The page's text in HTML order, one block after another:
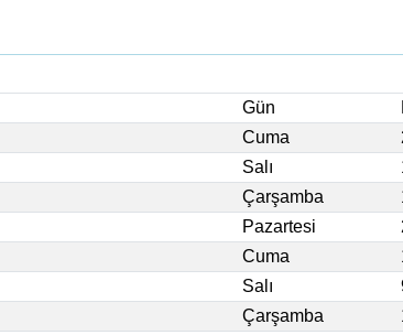
Gün
Cuma
Salı
Çarşamba
Pazartesi
Cuma
Salı
Çarşamba